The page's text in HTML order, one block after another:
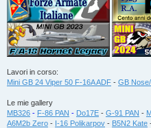
Lavori in corso:
Mini GB 24 Viper 50 F-16A ADF - GB
Le mie gallery
MB326 - F-86 PAN - Do17E - G-91 PAN -
A6M2b Zero - I-16 Polikarpov - B5N2 Kate